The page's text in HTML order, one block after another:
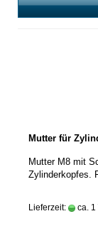
Mutter für
Mutter M8 mit
Zylinderkopfes.
Lieferzeit: ca. 1